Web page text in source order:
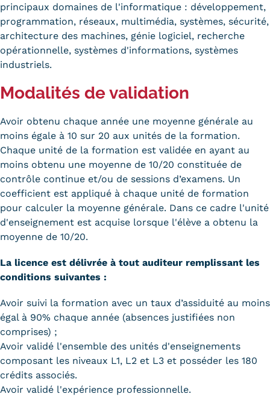
professionnels et personnels
(VAPP)
Infos pratiques
Témoignages
Statistiques
FAQ
Lexique
Téléchargements
Qualiopi
Le Cnam ICSV
Mobilité internationale et
Erasmus
Règlement intérieur
principaux domaines de l'informatique : développement,
programmation, réseaux, multimédia, systèmes, sécurité,
architecture des machines, génie logiciel, recherche
opérationnelle, systèmes d'informations, systèmes
industriels.
Modalités de validation
Avoir obtenu chaque année une moyenne générale au
moins égale à 10 sur 20 aux unités de la formation.
Chaque unité de la formation est validée en ayant au
moins obtenu une moyenne de 10/20 constituée de
contrôle continue et/ou de sessions d’examens. Un
coefficient est appliqué à chaque unité de formation
pour calculer la moyenne générale. Dans ce cadre l'unité
d'enseignement est acquise lorsque l'élève a obtenu la
moyenne de 10/20.
La licence est délivrée à tout auditeur remplissant les
conditions suivantes :
Avoir suivi la formation avec un taux d’assiduité au moins
égal à 90% chaque année (absences justifiées non
comprises) ;
Avoir validé l'ensemble des unités d'enseignements
composant les niveaux L1, L2 et L3 et posséder les 180
crédits associés.
Avoir validé l'expérience professionnelle.